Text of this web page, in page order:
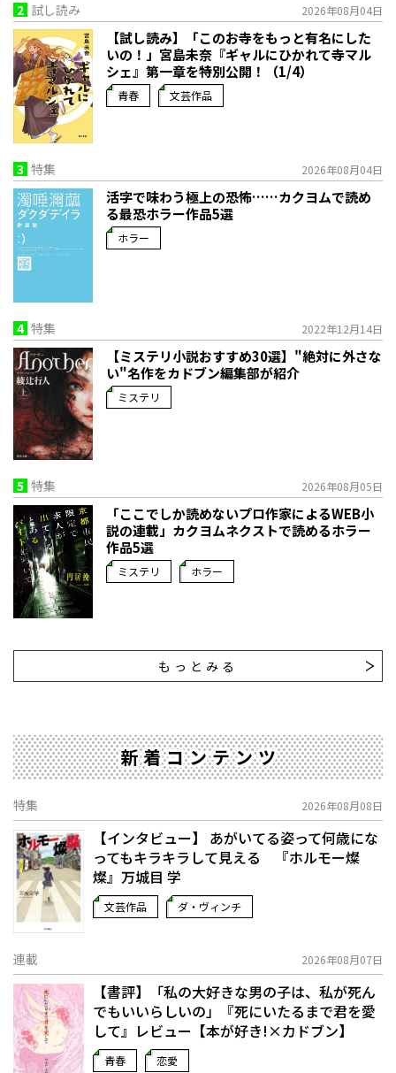
2 試し読み 2026年08月04日
【試し読み】「このお寺をもっと有名にした
いの！」宮島未奈『ギャルにひかれて寺マル
シェ』第一章を特別公開！（1/4）
青春 文芸作品
3 特集 2026年08月04日
活字で味わう極上の恐怖……カクヨムで読め
る最恐ホラー作品5選
ホラー
4 特集 2022年12月14日
【ミステリ小説おすすめ30選】"絶対に外さな
い"名作をカドブン編集部が紹介
ミステリ
5 特集 2026年08月05日
「ここでしか読めないプロ作家によるWEB小
説の連載」――カクヨムネクストで読めるホラー
作品5選
ミステリ ホラー
もっとみる
新着コンテンツ
特集 2026年08月08日
【インタビュー】 あがいてる姿って何歳にな
ってもキラキラして見える 『ホルモー燦
燦』万城目 学
文芸作品 ダ・ヴィンチ
連載 2026年08月07日
【書評】「私の大好きな男の子は、私が死ん
でもいいらしいの」――『死にいたるまで君を愛
して』レビュー【本が好き!×カドブン】
青春 恋愛